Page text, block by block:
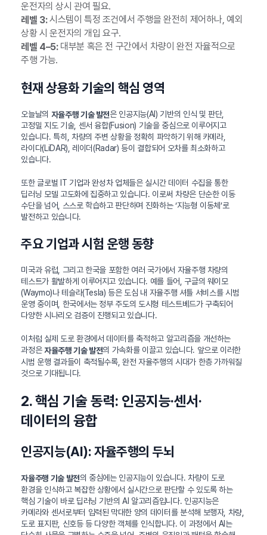
운전자의 상시 관여 필요.
레벨 3:시스템이 특정 조건에서 주행을 완전히 제어하나, 예외
상황 시 운전자의 개입 요구.
레벨 4–5:대부분 혹은 전 구간에서 차량이 완전 자율적으로
주행 가능.
현재 상용화 기술의 핵심 영역
오늘날의 자율주행 기술 발전은 인공지능(AI) 기반의 인식 및 판단,
고정밀 지도 기술, 센서 융합(Fusion) 기술을 중심으로 이루어지고
있습니다. 특히, 차량의 주변 상황을 정확히 파악하기 위해 카메라,
라이다(LiDAR), 레이더(Radar) 등이 결합되어 오차를 최소화하고
있습니다.
또한 글로벌 IT 기업과 완성차 업체들은 실시간 데이터 수집을 통한
딥러닝 모델 고도화에 집중하고 있습니다. 이로써 차량은 단순한 이동
수단을 넘어, 스스로 학습하고 판단하며 진화하는 ‘지능형 이동체’로
발전하고 있습니다.
주요 기업과 시험 운행 동향
미국과 유럽, 그리고 한국을 포함한 여러 국가에서 자율주행 차량의
테스트가 활발하게 이루어지고 있습니다. 예를 들어, 구글의 웨이모
(Waymo)나 테슬라(Tesla) 등은 도심 내 자율주행 셔틀 서비스를 시범
운영 중이며, 한국에서는 정부 주도의 도시형 테스트베드가 구축되어
다양한 시나리오 검증이 진행되고 있습니다.
이처럼 실제 도로 환경에서 데이터를 축적하고 알고리즘을 개선하는
과정은자율주행 기술 발전의 가속화를 이끌고 있습니다. 앞으로 이러한
시범 운행 결과들이 축적될수록, 완전 자율주행의 시대가 한층 가까워질
것으로 기대됩니다.
2. 핵심 기술 동력: 인공지능·센서·
데이터의 융합
인공지능(AI): 자율주행의 두뇌
자율주행 기술 발전의 중심에는 인공지능이 있습니다. 차량이 도로
환경을 인식하고 복잡한 상황에서 실시간으로 판단할 수 있도록 하는
핵심 기술이 바로 딥러닝 기반의 AI 알고리즘입니다. 인공지능은
카메라와 센서로부터 입력된 막대한 양의 데이터를 분석해 보행자, 차량,
도로 표지판, 신호등 등 다양한 객체를 인식합니다. 이 과정에서 AI는